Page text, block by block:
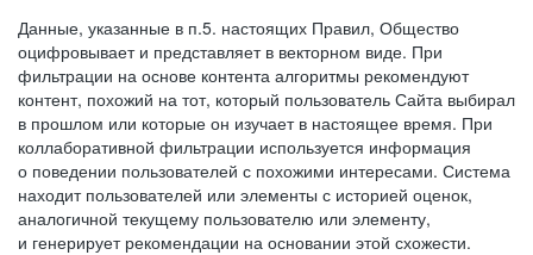
Данные, указанные в п.5. настоящих Правил, Общество
оцифровывает и представляет в векторном виде. При
фильтрации на основе контента алгоритмы рекомендуют
контент, похожий на тот, который пользователь Сайта выбирал
в прошлом или которые он изучает в настоящее время. При
коллаборативной фильтрации используется информация
о поведении пользователей с похожими интересами. Система
находит пользователей или элементы с историей оценок,
аналогичной текущему пользователю или элементу,
и генерирует рекомендации на основании этой схожести.